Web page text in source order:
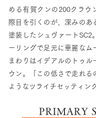
める有賀クンの200クラウ
際目を引くのが、深みのあ
塗装したシュヴァートSC2
ーリングで足元に華麗なム
まわりはイデアルのトゥル
ウン。「この低さで走れる
ようなツライチセッティン
PRIMARY